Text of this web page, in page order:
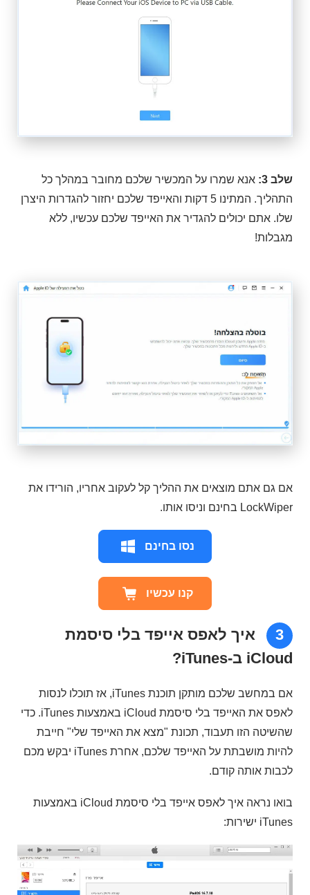
שלב 3:
אנא שמרו על המכשיר שלכם מחובר במהלך כל
התהליך. המתינו 5 דקות והאייפד שלכם יחזור להגדרות היצרן
שלו. אתם יכולים להגדיר את האייפד שלכם עכשיו, ללא
מגבלות!
אם גם אתם מוצאים את ההליך קל לעקוב אחריו, הורידו את
LockWiper בחינם וניסו אותו.
נסו בחינם
קנו עכשיו
3
איך לאפס אייפד בלי סיסמת
iCloud ב-iTunes?
אם במחשב שלכם מותקן תוכנת iTunes, אז תוכלו לנסות
לאפס את האייפד בלי סיסמת iCloud באמצעות iTunes. כדי
שהשיטה הזו תעבוד, תכונת "מצא את האייפד שלי" חייבת
להיות מושבתת על האייפד שלכם, אחרת iTunes יבקש מכם
לכבות אותה קודם.
בואו נראה איך לאפס אייפד בלי סיסמת iCloud באמצעות
iTunes ישירות: